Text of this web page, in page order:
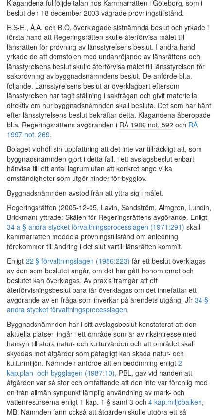
Klagandena fullföljde talan hos Kammarrätten i Göteborg, som i
beslut den 18 december 2003 vägrade prövningstillstånd.
E.S-E., Å.A. och B.Ö. överklagade sistnämnda beslut och yrkade i
första hand att Regeringsrätten skulle återförvisa målet till
länsrätten för prövning av länsstyrelsens beslut. I andra hand
yrkade de att domstolen med undanröjande av länsrättens och
länsstyrelsens beslut skulle återförvisa målet till länsstyrelsen för
sakprövning av byggnadsnämndens beslut. De anförde bl.a.
följande. Länsstyrelsens beslut är överklagbart eftersom
länsstyrelsen har tagit ställning i sakfrågan och givit materiella
direktiv om hur byggnadsnämnden skall besluta. Det som har hänt
efter länsstyrelsens beslut bekräftar detta. Klagandena åberopade
bl.a. Regeringsrättens avgöranden i RÅ 1986 not. 592 och RÅ
1997 not. 269.
Bolaget vidhöll sin uppfattning att det inte var tillräckligt att, som
byggnadsnämnden gjort i detta fall, i ett avslagsbeslut enbart
hänvisa till ett antal lagrum utan att konkret ange vilka
omständigheter som utgör hinder för bygglov.
Byggnadsnämnden avstod från att yttra sig i målet.
Regeringsrätten (2005-12-05, Lavin, Sandström, Almgren, Lundin,
Brickman) yttrade: Skälen för Regeringsrättens avgörande. Enligt
34 a § andra stycket förvaltningsprocesslagen (1971:291) skall
kammarrätten meddela prövningstillstånd om anledning
förekommer till ändring i det slut vartill länsrätten kommit.
Enligt 22 § förvaltningslagen (1986:223) får ett beslut överklagas
av den som beslutet angår, om det har gått honom emot och
beslutet kan överklagas. Av praxis framgår att ett
återförvisningsbeslut bara får överklagas om det innefattar ett
avgörande av en fråga som inverkar på ärendets utgång. Jfr 34 §
andra stycket förvaltningsprocesslagen.
Byggnadsnämnden har i sitt avslagsbeslut konstaterat att den
aktuella platsen ingår i ett område som är av riksintresse med
hänsyn till stora natur- och kulturvärden och att området skall
skyddas mot åtgärder som påtagligt kan skada natur- och
kulturmiljön. Nämnden anförde att en bedömning enligt 2
kap.plan- och bygglagen (1987:10), PBL, gav vid handen att
åtgärden var så stor och omfattande att den inte var förenlig med
en från allmän synpunkt lämplig användning av mark- och
vattenresurserna enligt 1 kap. 1 § samt 3 och 4 kap.miljöbalken,
MB. Nämnden fann också att åtgärden skulle utgöra ett så